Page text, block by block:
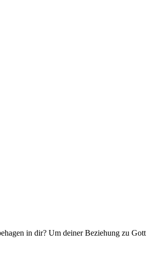
in dir? Um deiner Beziehung zu Gott